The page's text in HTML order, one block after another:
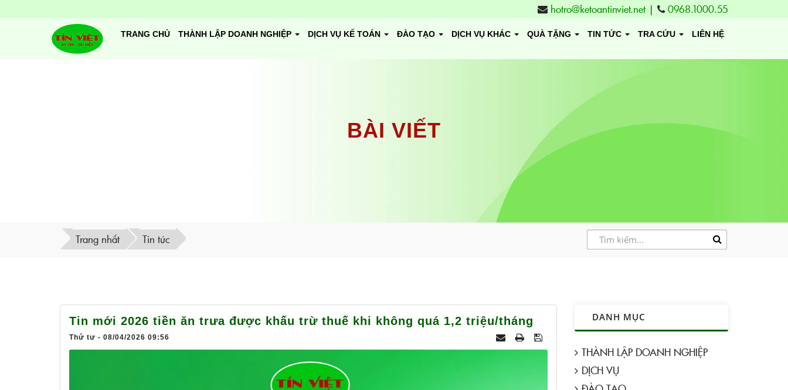
hotro@ketoantinviet.net | 0968.1000.55
TRANG CHỦ THÀNH LẬP DOANH NGHIỆP DỊCH VỤ KẾ TOÁN ĐÀO TẠO DỊCH VỤ KHÁC QUÀ TẶNG TIN TỨC TRA CỨU LIÊN HỆ
BÀI VIẾT
Trang nhất Tin tức
Tin mới 2026 tiền ăn trưa được khấu trừ thuế khi không quá 1,2 triệu/tháng
Thứ tư - 08/04/2026 09:56
DANH MỤC
THÀNH LẬP DOANH NGHIỆP
DỊCH VỤ